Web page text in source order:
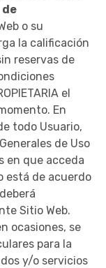
o su
la calificación
reservas de
el
En
todo Usuario,
de Uso
en que acceda
está de acuerdo
Sitio Web.
ocasiones, se
para la
y/o servicios